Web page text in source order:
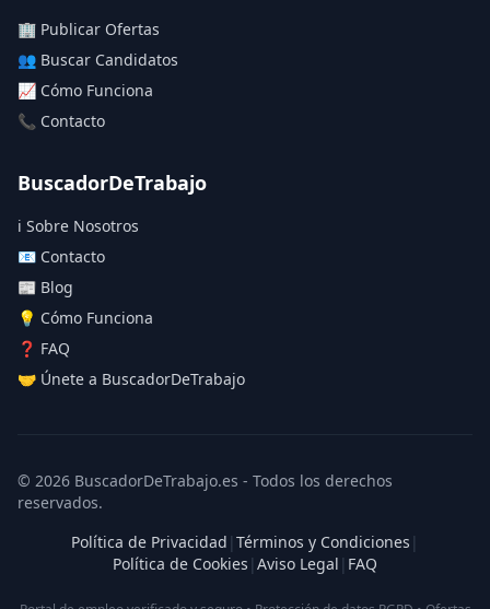
🏢 Publicar Ofertas
👥 Buscar Candidatos
📈 Cómo Funciona
📞 Contacto
BuscadorDeTrabajo
ℹ️ Sobre Nosotros
📧 Contacto
📰 Blog
💡 Cómo Funciona
❓ FAQ
🤝 Únete a BuscadorDeTrabajo
© 2026 BuscadorDeTrabajo.es - Todos los derechos
reservados.
Política de Privacidad | Términos y Condiciones |
Política de Cookies | Aviso Legal | FAQ